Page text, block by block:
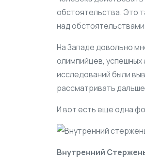
обстоятельства. Это
над
На Западе довольно
олимпийцев, успешных
исследований были
рассматривать
И вот есть еще одна
Внутренний